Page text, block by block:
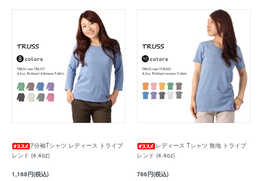
7分袖Tシャツ レディース トライブ
レンド (4.4oz)
1,168円(税込)
レディース Tシャツ 無地 トライブ
レンド (4.4oz)
766円(税込)